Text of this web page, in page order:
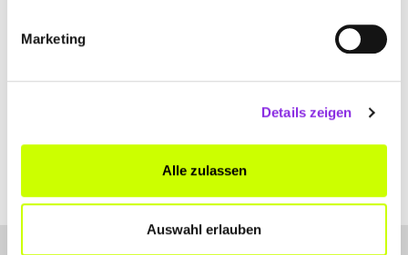
Marketing
Details zeigen
Alle zulassen
Auswahl erlauben
Bestenheid DE
www.remondis-mainfranken.de